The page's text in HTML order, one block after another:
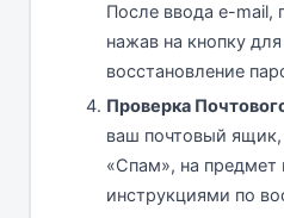
После ввода e-mail,
нажав на кнопку
восстановление
Проверка
ваш почтовый
«Спам», на предмет
инструкциями по